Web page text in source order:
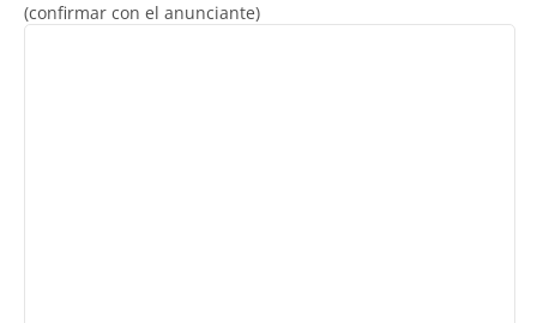
(confirmar con el anunciante)